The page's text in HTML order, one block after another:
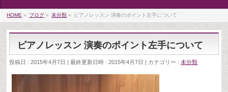
HOME » ブログ » 未分類 » ピアノレッスン 演奏のポイント左手について
ピアノレッスン 演奏のポイント左手について
投稿日 : 2015年4月7日 最終更新日時 : 2015年4月7日 カテゴリー :未分類